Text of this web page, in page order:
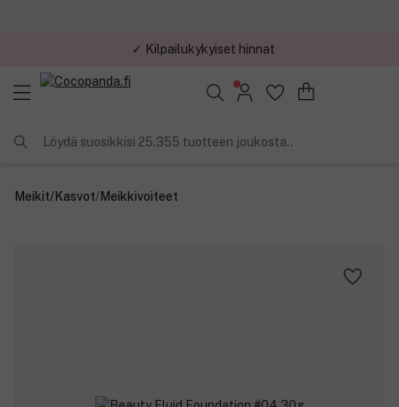
✓ Kilpailukykyiset hinnat
Löydä suosikkisi 25.355 tuotteen joukosta..
Meikit/Kasvot/Meikkivoiteet